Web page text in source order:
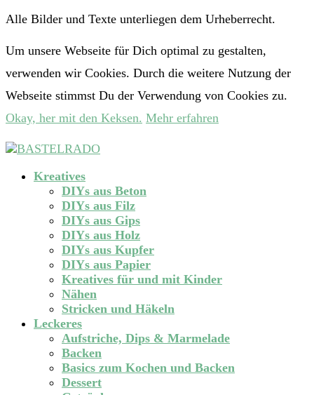
Alle Bilder und Texte unterliegen dem Urheberrecht.
Um unsere Webseite für Dich optimal zu gestalten,
verwenden wir Cookies. Durch die weitere Nutzung der
Webseite stimmst Du der Verwendung von Cookies zu.
Okay, her mit den Keksen. Mehr erfahren
Kreatives
DIYs aus Beton
DIYs aus Filz
DIYs aus Gips
DIYs aus Holz
DIYs aus Kupfer
DIYs aus Papier
Kreatives für und mit Kinder
Nähen
Stricken und Häkeln
Leckeres
Aufstriche, Dips & Marmelade
Backen
Basics zum Kochen und Backen
Dessert